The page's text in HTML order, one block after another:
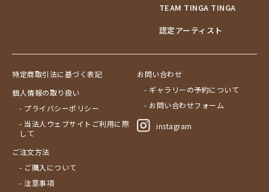
TEAM TINGA TINGA
認定アーティスト
特定商取引法に基づく表記
個人情報の取り扱い
- プライバシーポリシー
- 当法人ウェブサイトご利用に際
して
ご注文方法
- ご購入について
- 注意事項
お問い合わせ
- ギャラリーの予約について
- お問い合わせフォーム
instagram